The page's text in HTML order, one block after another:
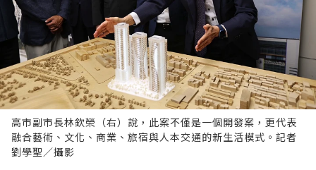
高市副市長林欽榮（右）說，此案不僅是一個開發案，更代表
融合藝術、文化、商業、旅宿與人本交通的新生活模式。記者
劉學聖／攝影